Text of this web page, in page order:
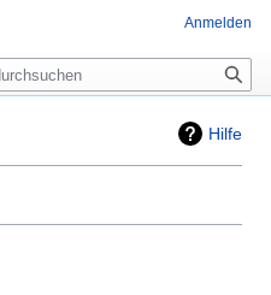
Hilfe
Anmelden